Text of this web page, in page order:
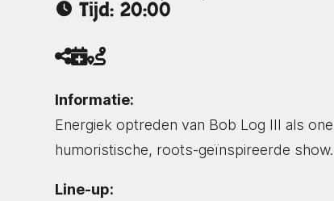
Tijd: 20:00
Informatie:
Energiek optreden van Bob Log III als
humoristische, roots-geïnspireerde show.
Line-up: